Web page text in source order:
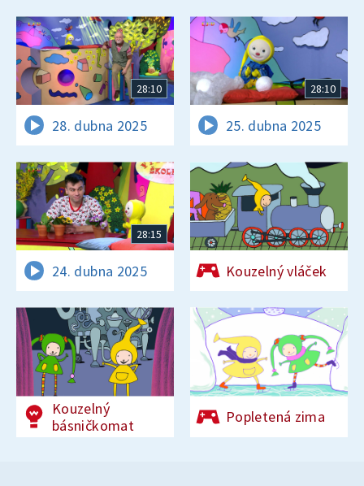
28:10
28. dubna 2025
28:10
25. dubna 2025
28:15
24. dubna 2025 Kouzelný vláček
Kouzelný
básničkomat
Popletená zima